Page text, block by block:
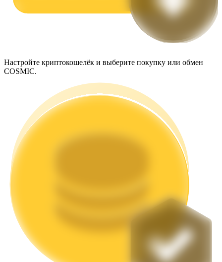
Получайте конкурентные награды ежедневно
Стейкинг
Высокая прибыль и мгновенный доступ
Launchpool
Гибкая ставка для заработка популярных токенов
Настройте криптокошелёк и выберите покупку или обмен
COSMIC.